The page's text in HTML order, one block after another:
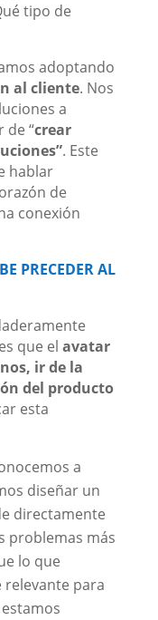
tipo de
adoptando
al cliente. Nos
a
de “crear
. Este
hablar
de
conexión
PRECEDER AL
que el avatar
ir de la
del producto
esta
a
diseñar un
directamente
problemas más
lo que
para